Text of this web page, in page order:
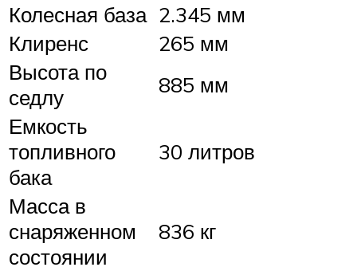
Колесная база 2.345 мм
Клиренс
265 мм
Высота по
седлу
885 мм
Емкость
топливного
бака
30 литров
Масса в
снаряженном
состоянии
836 кг